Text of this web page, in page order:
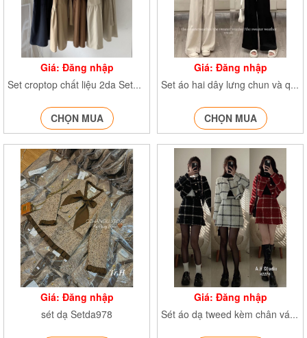
Giá: Đăng nhập
Set croptop chất liệu 2da Set564
CHỌN MUA
Giá: Đăng nhập
Set áo hai dây lưng chun và quần suông dáng dài Set565
CHỌN MUA
Giá: Đăng nhập
sét dạ Setda978
Giá: Đăng nhập
Sét áo dạ tweed kèm chân váy A Set2274